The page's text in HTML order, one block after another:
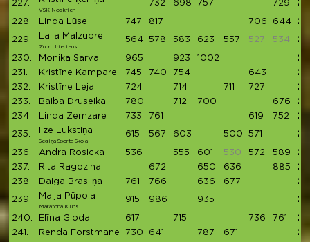
227.
VSK Noskrien
732 698 757 729
228. Linda Lūse 747 817 706 644
229. Laila Malzubre
Zubru trieciens
564 578 583 623 557 527 534
230. Monika Sarva 965 923 1002
231.
Kristīne Kampare 745 740 754 643
232.
Kristīne Leja 724 714 711 727
233.
Baiba Druseika 780 712 700 676
234.
Linda Zemzare 733 761 619 752
235. Ilze Lukstiņa
Segliņa Sporta Skola
615 567 603 500 571
236. Andra Rosicka 536 555 601 530 572 589
237.
Rita Ragozina 672 650 636 885
238.
Daiga Brasliņa 761 766 636 677
239. Maija Pūpola
Maratona Klubs
915 986 935
240. Elīna Gloda 617 715 736 761
241.
Renda Forstmane 730 641 787 671